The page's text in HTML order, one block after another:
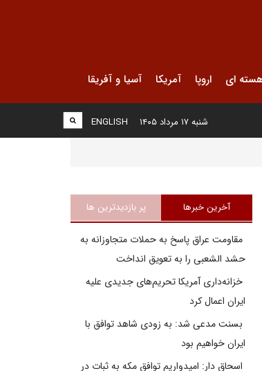
ای اروپا آمریکا آسیا و آفریقا
ENGLISH شنبه ۱۷ مرداد ۱۴۰۵
آخرین خبرها پر بازدیدترین ها
مقاومت عراق پاسخ به حملات متجاوزانه به
حشد الشعبی را به تعویق انداخت
خزانه‌داری آمریکا تحریم‌های جدیدی علیه
ایران اعمال کرد
بسنت مدعی شد: به زودی شاهد توافق با
ایران خواهیم بود
اسحاق دار: امیدواریم توافق مکه به ثبات در